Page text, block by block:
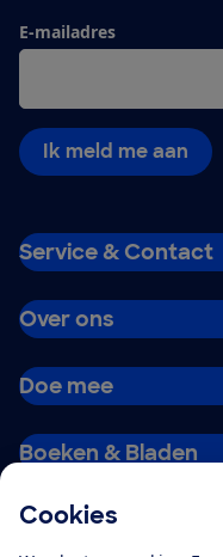
Cookies
E-mailadres
Ik meld me aan
Service & Contact
Over ons
Doe mee
Boeken & Bladen